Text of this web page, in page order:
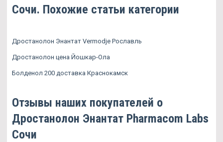
Сочи. Похожие статьи категории
Дростанолон Энантат Vermodje Рославль
Дростанолон цена Йошкар-Ола
Болденол 200 доставка Краснокамск
Отзывы наших покупателей о
Дростанолон Энантат Pharmacom Labs
Сочи